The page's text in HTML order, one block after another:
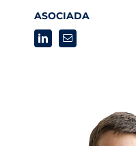
ASOCIADA